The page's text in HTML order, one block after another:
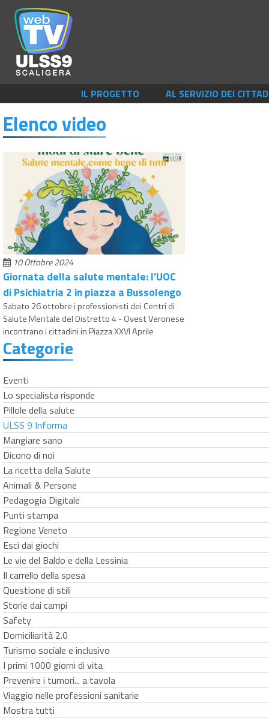
IL PROGETTO AL SERVIZIO DEI
Elenco video
10 Ottobre 2024
Giornata della salute mentale: l’UOC
di Psichiatria 2 in piazza a Bussolengo
Sabato 26 ottobre i professionisti dei Centri di
Salute Mentale del Distretto 4 - Ovest Veronese
incontrano i cittadini in Piazza XXVI Aprile
Categorie
Eventi
Lo specialista risponde
Pillole della salute
ULSS 9 Informa
Mangiare sano
Dicono di noi
La ricetta della Salute
Animali & Persone
Pedagogia Digitale
Punti stampa
Regione Veneto
Esci dai giochi
Le vie del Baldo e della Lessinia
Il carrello della spesa
Questione di stili
Storie dai campi
Safety
Domiciliarità 2.0
Turismo sociale e inclusivo
I primi 1000 giorni di vita
Prevenire i tumori... a tavola
Viaggio nelle professioni sanitarie
Mostra tutti